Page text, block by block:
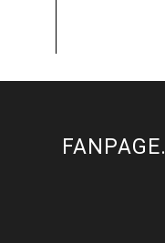
FANPAGE.